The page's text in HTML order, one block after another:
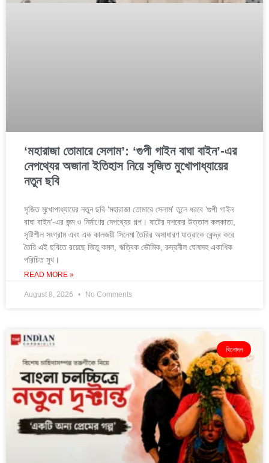
‘মহারাজা তোমারে সেলাম’: ‘গুপী গাইন বাঘা বাইন’-এর
নেপথ্যের অজানা ইতিহাস নিয়ে সৃজিত মুখোপাধ্যায়ের
নতুন ছবি
সৃজিত মুখোপাধ্যায়ের নতুন ছবি ‘মহারাজা তোমারে সেলাম’ তুলে ধরবে ‘গুপী গাইন
বাঘা বাইন’-এর জন্ম ও নির্মাণের নেপথ্যের গল্প। ষাটের দশকের উত্তাল কলকাতা,
সৃষ্টিশীল সংগ্রাম এবং এক কালজয়ী সিনেমা তৈরির অসাধারণ যাত্রাকে কেন্দ্র করে
তৈরি এই ছবিতে রয়েছে জিতু কমল, ঋত্বিক ভৌমিক, রুদ্রনীল ঘোষসহ একাধিক
পরিচিত মুখ।
READ MORE »
August 8, 2026 No Comments
বিনোদন